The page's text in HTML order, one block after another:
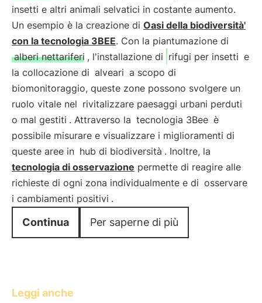
insetti e altri animali selvatici in costante aumento.
Un esempio è la creazione di Oasi della biodiversità'
con la tecnologia 3BEE. Con la piantumazione di
alberi nettariferi , l'installazione di rifugi per insetti e
la collocazione di alveari a scopo di
biomonitoraggio, queste zone possono svolgere un
ruolo vitale nel rivitalizzare paesaggi urbani perduti
o mal gestiti . Attraverso la tecnologia 3Bee è
possibile misurare e visualizzare i miglioramenti di
queste aree in hub di biodiversità . Inoltre, la
tecnologia di osservazione permette di reagire alle
richieste di ogni zona individualmente e di osservare
i cambiamenti positivi .
Continua Per saperne di più
Leggi anche